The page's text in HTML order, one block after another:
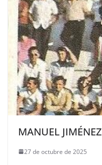
MANUEL JIMÉNEZ
27 de octubre de 2025